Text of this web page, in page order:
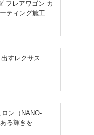
フレアワゴン カ
ティング施工
すレクサス
ロン（NANO-
る輝きを